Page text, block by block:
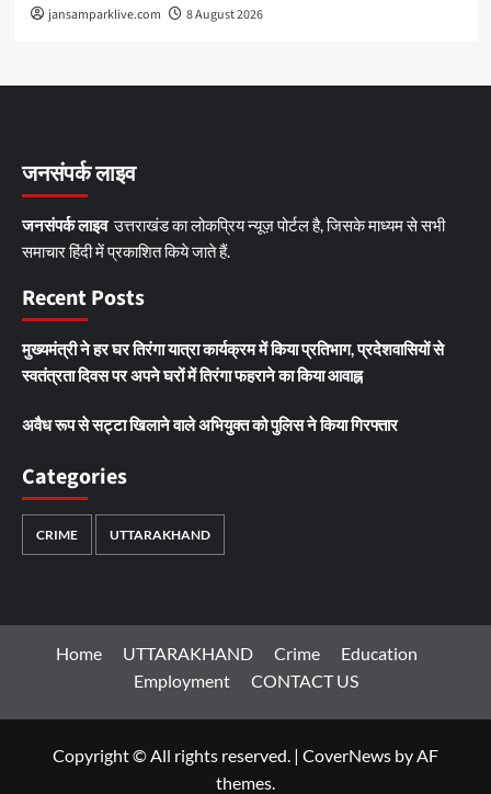
jansamparklive.com 8 August 2026
जनसंपर्क लाइव
जनसंपर्क लाइवउत्तराखंड का लोकप्रिय न्यूज़ पोर्टल है, जिसके माध्यम से सभी
समाचार हिंदी में प्रकाशित किये जाते हैं.
Recent Posts
मुख्यमंत्री ने हर घर तिरंगा यात्रा कार्यक्रम में किया प्रतिभाग, प्रदेशवासियों से
स्वतंत्रता दिवस पर अपने घरों में तिरंगा फहराने का किया आवाह्न
अवैध रूप से सट्टा खिलाने वाले अभियुक्त को पुलिस ने किया गिरफ्तार
Categories
CRIME UTTARAKHAND
Home UTTARAKHAND Crime
Education
Employment
CONTACT US
Copyright © All rights reserved. | CoverNews by AF
themes.